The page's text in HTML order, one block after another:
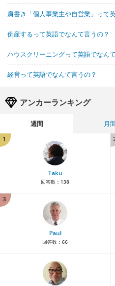
肩書き「個人事業主や自営業」って
倒産するって英語でなんて言うの？
ハウスクリーニングって英語でなん
経営って英語でなんて言うの？
アンカーランキング
週間 月
1
Taku
回答数： 138
3
Paul
回答数： 66